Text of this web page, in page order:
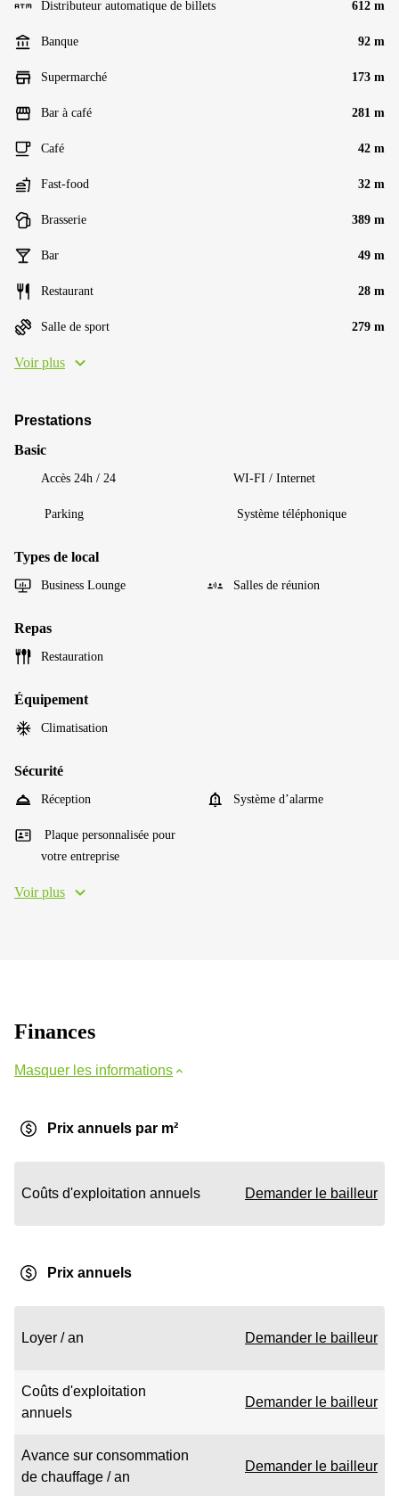
Distributeur automatique de billets 612 m
Banque 92 m
Supermarché 173 m
Bar à café 281 m
Café 42 m
Fast-food 32 m
Brasserie 389 m
Bar 49 m
Restaurant 28 m
Salle de sport 279 m
Voir plus
Prestations
Basic
Accès 24h / 24 WI-FI / Internet
Parking Système téléphonique
Types de local
Business Lounge Salles de réunion
Repas
Restauration
Équipement
Climatisation
Sécurité
Réception Système d’alarme
Plaque personnalisée pour
votre entreprise
Voir plus
Finances
Masquer les informations
Prix annuels par m²
Coûts d'exploitation annuels Demander le bailleur
Prix annuels
Loyer / an Demander le bailleur
Coûts d'exploitation
annuels
Demander le bailleur
Avance sur consommation
de chauffage / an
Demander le bailleur